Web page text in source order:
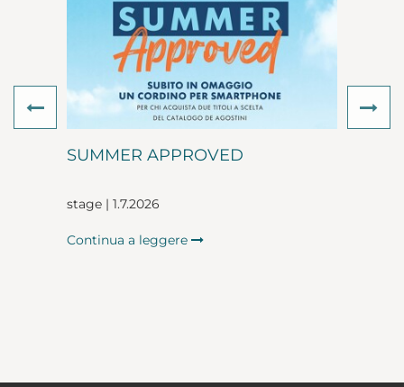
SUMMER APPROVED
stage | 1.7.2026
Continua a leggere
Previous